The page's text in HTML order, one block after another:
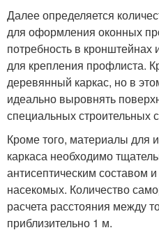
Далее определяется
для оформления оконных
потребность в кронштейнах
для крепления профлиста.
деревянный каркас, но в
идеально выровнять
специальных строительных
Кроме того, материалы для
каркаса необходимо
антисептическим составом
насекомых. Количество
расчета расстояния между
приблизительно 1 м.